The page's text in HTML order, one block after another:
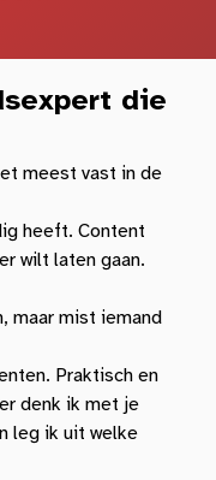
die
meest vast in de
heeft. Content
wilt laten gaan.
maar mist iemand
Praktisch en
denk ik met je
leg ik uit welke